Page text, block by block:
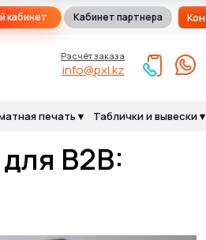
info@pxl.kz
Кабинет партнера
Расчёт заказа
печать ▾ Таблички и вывески ▾
105Г
кабинет
B2B: